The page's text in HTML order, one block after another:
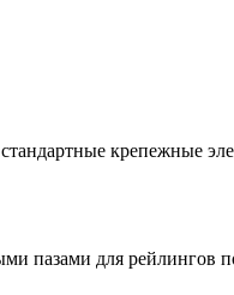
крепежные
пазами для рейлингов